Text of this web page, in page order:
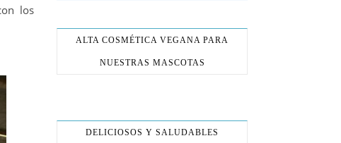
los
ALTA COSMÉTICA VEGANA PARA
NUESTRAS MASCOTAS
DELICIOSOS Y SALUDABLES